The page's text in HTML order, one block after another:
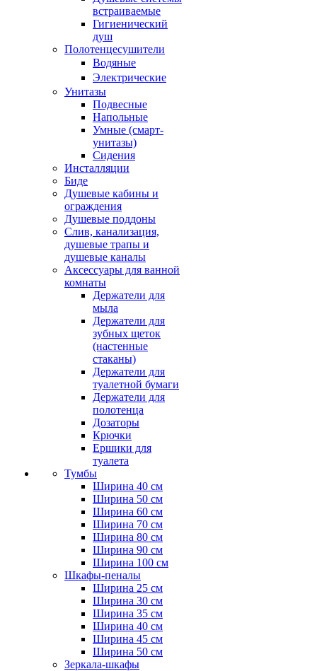
встраиваемые
Гигиенический
душ
Полотенцесушители
ㅤВодяные
ㅤЭлектрические
Унитазы
Подвесные
Напольные
Умные (смарт-
унитазы)
Сидения
Инсталляции
Биде
Душевые кабины и
ограждения
Душевые поддоны
Слив, канализация,
душевые трапы и
душевые каналы
Аксессуары для ванной
комнаты
Держатели для
мыла
Держатели для
зубных щеток
(настенные
стаканы)
Держатели для
туалетной бумаги
Держатели для
полотенца
Дозаторы
Крючки
Ершики для
туалета
Тумбы
Ширина 40 см
Ширина 50 см
Ширина 60 см
Ширина 70 см
Ширина 80 см
Ширина 90 см
Ширина 100 см
Шкафы-пеналы
Ширина 25 см
Ширина 30 см
Ширина 35 см
Ширина 40 см
Ширина 45 см
Ширина 50 см
Зеркала-шкафы